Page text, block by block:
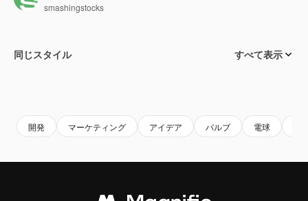
smashingstocks
同じスタイル すべて表示
開発 マーケティング アイデア バルブ 電球